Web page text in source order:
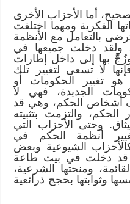
أما الأحزاب الأخرى
الفكرية ومهما اختلفت
بالتعامل مع الأنظمة
ولقد دخلت جميعها في
وزُجَّ بها إلى داخل إطارات
لا تسعى لتغيير تلك
تغيير الحكومات أو
الجديدة، فهي لا
أشخاص الحكم، وهي قد
والتزمت بتثبيته
وحتى الأحزاب التي
أنظمة الحكم في
الشيوعية وبعض
قد دخلت في بيت طاعة
ومنحتها الشرعية،
وثوابتها بحجج ذرائعية